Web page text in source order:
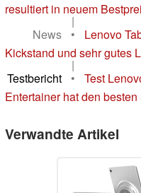
resultiert in neuem
|
News
•
Lenovo
Kickstand und sehr gutes
|
Testbericht
•
Test
Entertainer hat den besten
Verwandte Artikel